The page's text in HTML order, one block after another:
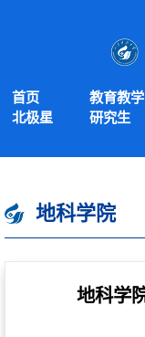
首页 教育教学
北极星
研究生
地科学院
地科学